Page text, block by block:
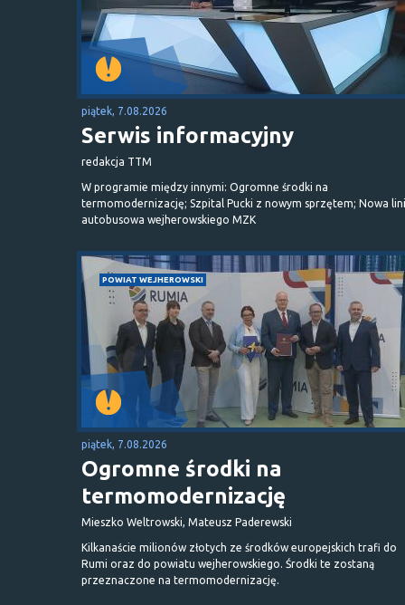
piątek, 7.08.2026
Serwis informacyjny
redakcja TTM
W programie między innymi: Ogromne środki na
termomodernizację; Szpital Pucki z nowym sprzętem; Nowa
autobusowa wejherowskiego MZK
POWIAT WEJHEROWSKI
piątek, 7.08.2026
Ogromne środki na
termomodernizację
Mieszko Weltrowski, Mateusz Paderewski
Kilkanaście milionów złotych ze środków europejskich trafi do
Rumi oraz do powiatu wejherowskiego. Środki te zostaną
przeznaczone na termomodernizację.